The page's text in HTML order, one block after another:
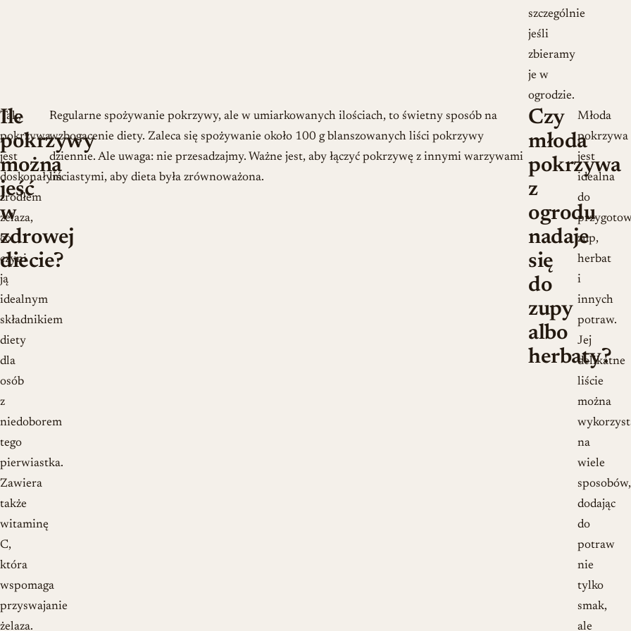
szczególnie
jeśli
zbieramy
je w
ogrodzie.
Tak,
pokrzywa
jest
doskonałym
źródłem
żelaza,
co
czyni
ją
idealnym
składnikiem
diety
dla
osób
z
niedoborem
tego
pierwiastka.
Zawiera
także
witaminę
C,
która
wspomaga
przyswajanie
żelaza.
Ile
pokrzywy
można
jeść
w
zdrowej
diecie?
Regularne spożywanie pokrzywy, ale w umiarkowanych ilościach, to świetny sposób na
wzbogacenie diety. Zaleca się spożywanie około 100 g blanszowanych liści pokrzywy
dziennie. Ale uwaga: nie przesadzajmy. Ważne jest, aby łączyć pokrzywę z innymi warzywami
liściastymi, aby dieta była zrównoważona.
Czy
młoda
pokrzywa
z
ogrodu
nadaje
się
do
zupy
albo
herbaty?
Młoda
pokrzywa
jest
idealna
do
zup,
herbat
i
innych
potraw.
Jej
delikatne
liście
można
na
wiele
sposobów,
dodając
do
potraw
nie
tylko
smak,
ale